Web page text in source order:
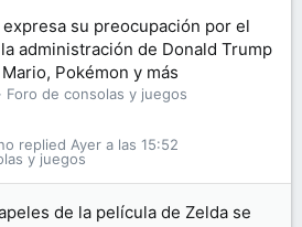
expresa su preocupación por el
administración de Donald Trump
Pokémon y más
Foro de consolas y juegos
y juegos
Ayer a las 15:52
de la película de Zelda se